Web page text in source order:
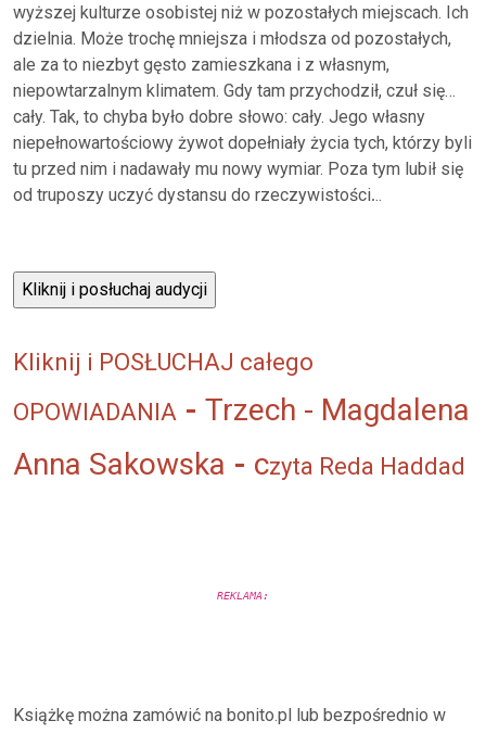
wyższej kulturze osobistej niż w pozostałych miejscach. Ich
dzielnia. Może trochę mniejsza i młodsza od pozostałych,
ale za to niezbyt gęsto zamieszkana i z własnym,
niepowtarzalnym klimatem. Gdy tam przychodził, czuł się…
cały. Tak, to chyba było dobre słowo: cały. Jego własny
niepełnowartościowy żywot dopełniały życia tych, którzy byli
tu przed nim i nadawały mu nowy wymiar. Poza tym lubił się
od truposzy uczyć dystansu do rzeczywistości...
Kliknij i POSŁUCHAJ całego
OPOWIADANIA - Trzech - Magdalena
Anna Sakowska - czyta Reda Haddad
REKLAMA:
Książkę można zamówić na bonito.pl lub bezpośrednio w